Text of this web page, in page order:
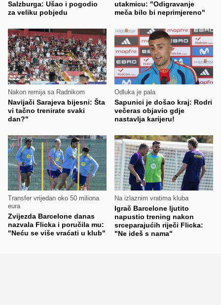
Salzburga: Ušao i pogodio
za veliku pobjedu
utakmicu: "Odigravanje
meča bilo bi neprimjereno"
Nakon remija sa Radnikom
Navijači Sarajeva bijesni: Šta
vi tačno trenirate svaki
dan?"
Odluka je pala
Sapunici je došao kraj: Rodri
večeras objavio gdje
nastavlja karijeru!
Transfer vrijedan oko 50 miliona
eura
Zvijezda Barcelone danas
nazvala Flicka i poručila mu:
"Neću se više vraćati u klub"
Na izlaznim vratima kluba
Igrač Barcelone ljutito
napustio trening nakon
srceparajućih riječi Flicka:
"Ne ideš s nama"